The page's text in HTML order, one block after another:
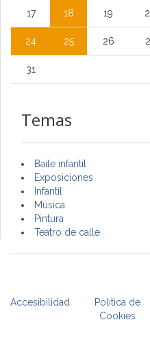
17 18 19
24 25 26
31
Temas
Baile infantil
Exposiciones
Infantil
Música
Pintura
Teatro de calle
Accesibilidad
Politica de
Cookies